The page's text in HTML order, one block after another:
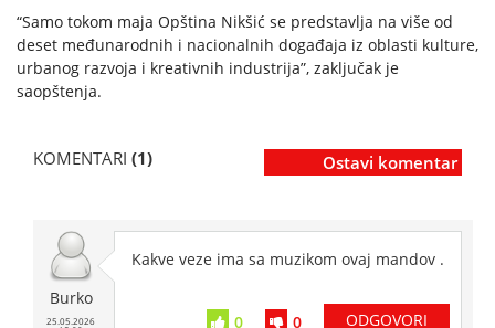
“Samo tokom maja Opština Nikšić se predstavlja na više od
deset međunarodnih i nacionalnih događaja iz oblasti kulture,
urbanog razvoja i kreativnih industrija”, zaključak je
saopštenja.
KOMENTARI (1) Ostavi komentar
Burko
25.05.2026
Kakve veze ima sa muzikom ovaj mandov .
0 0 ODGOVORI